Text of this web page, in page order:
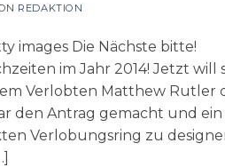
REDAKTION
images Die Nächste bitte!
im Jahr 2014! Jetzt will
Verlobten Matthew Rutler
den Antrag gemacht und ein
Verlobungsring zu